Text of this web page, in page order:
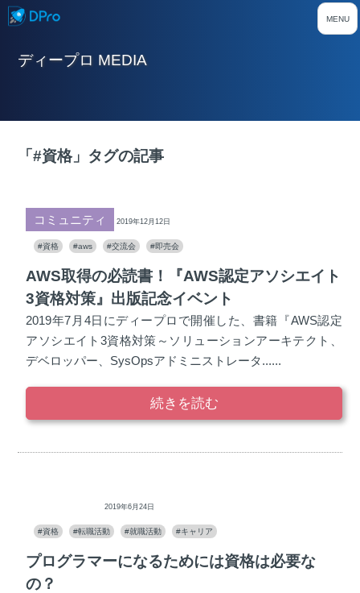
ディープロ MEDIA
「#資格」タグの記事
コミュニティ 2019年12月12日
#資格 #aws #交流会 #即売会
AWS取得の必読書！『AWS認定アソシエイト
3資格対策』出版記念イベント
2019年7月4日にディープロで開催した、書籍『AWS認定
アソシエイト3資格対策～ソリューションアーキテクト、
デベロッパー、SysOpsアドミニストレータ......
続きを読む
2019年6月24日
#資格 #転職活動 #就職活動 #キャリア
プログラマーになるためには資格は必要な
の？